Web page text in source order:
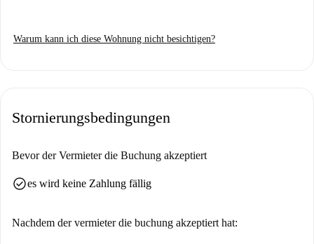
Warum kann ich diese Wohnung nicht besichtigen?
Stornierungsbedingungen
Bevor der Vermieter die Buchung akzeptiert
check_circlees wird keine Zahlung fällig
Nachdem der vermieter die buchung akzeptiert hat: